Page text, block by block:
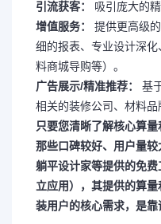
引流获客：
吸引庞大的
增值服务：
提供更高级
细的报表、专业设计深
料商城导购等）。
广告展示/精准推荐：
基
相关的装修公司、材料品
只要您清晰了解核心算
那些口碑较好、用户量较
躺平设计家等提供的免
立应用），其提供的算
装用户的核心需求，是靠